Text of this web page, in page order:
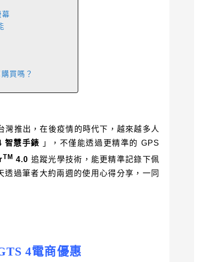
買嗎？
灣推出，在後疫情的時代下，越來越多人
智慧手錶 」，不僅能透過更精準的 GPS
TM 4.0 追蹤光學技術，能更精準記錄下佩
過筆者大約兩週的使用心得分享，一同
4電商優惠